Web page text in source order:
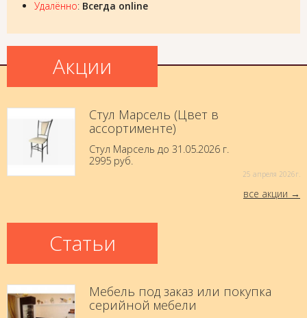
Удалённо: Всегда online
Акции
Стул Марсель (Цвет в
ассортименте)
Стул Марсель до 31.05.2026 г.
2995 руб.
25 aпреля 2026г.
все акции
Статьи
Мебель под заказ или покупка
серийной мебели